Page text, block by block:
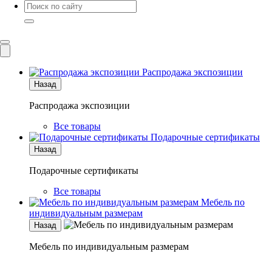
Распродажа экспозиции
Назад
Распродажа экспозиции
Все товары
Подарочные сертификаты
Назад
Подарочные сертификаты
Все товары
Мебель по
индивидуальным размерам
Назад
Мебель по индивидуальным размерам